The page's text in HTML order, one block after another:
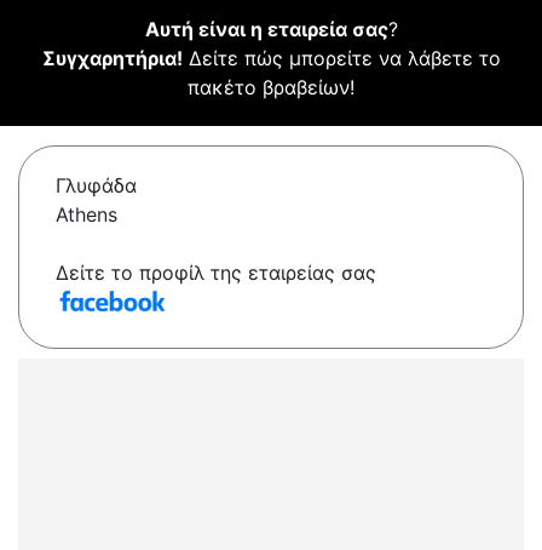
Αυτή είναι η εταιρεία σας?
Συγχαρητήρια! Δείτε πώς μπορείτε να λάβετε το
πακέτο βραβείων!
Γλυφάδα
Athens
Δείτε το προφίλ της εταιρείας σας